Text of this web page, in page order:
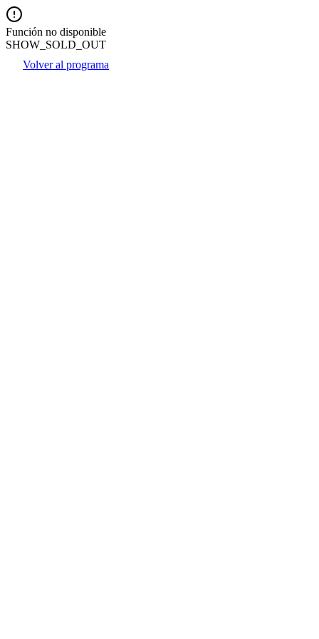
Función no disponible
SHOW_SOLD_OUT
Volver al programa